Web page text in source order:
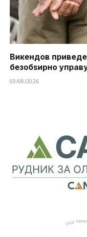
Викендов
безобѕирно
03/08/2026